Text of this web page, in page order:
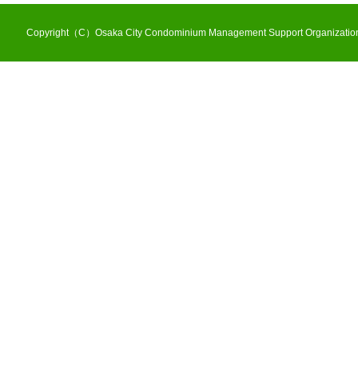
Copyright（C）Osaka City Condominium Management Support